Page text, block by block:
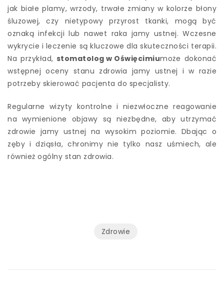
jak białe plamy, wrzody, trwałe zmiany w kolorze błony
śluzowej, czy nietypowy przyrost tkanki, mogą być
oznaką infekcji lub nawet raka jamy ustnej. Wczesne
wykrycie i leczenie są kluczowe dla skuteczności terapii.
Na przykład, stomatolog w Oświęcimiumoże dokonać
wstępnej oceny stanu zdrowia jamy ustnej i w razie
potrzeby skierować pacjenta do specjalisty.
Regularne wizyty kontrolne i niezwłoczne reagowanie
na wymienione objawy są niezbędne, aby utrzymać
zdrowie jamy ustnej na wysokim poziomie. Dbając o
zęby i dziąsła, chronimy nie tylko nasz uśmiech, ale
również ogólny stan zdrowia.
Zdrowie